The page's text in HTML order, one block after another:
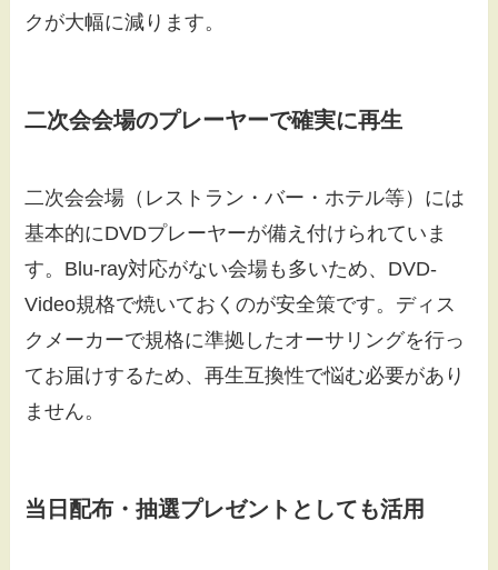
クが大幅に減ります。
二次会会場のプレーヤーで確実に再生
二次会会場（レストラン・バー・ホテル等）には
基本的にDVDプレーヤーが備え付けられていま
す。Blu-ray対応がない会場も多いため、DVD-
Video規格で焼いておくのが安全策です。ディス
クメーカーで規格に準拠したオーサリングを行っ
てお届けするため、再生互換性で悩む必要があり
ません。
当日配布・抽選プレゼントとしても活用